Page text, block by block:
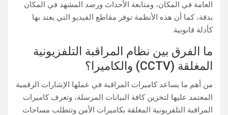
العامة في المكان، ومتابعة الأحداث ورصد المشهد في المكان
بدقة، كما أن هذه الأنظمة توفر مقاطع الفيديو التي يعتد بها
كأدلة قانونية.
ما الفرق بين نظام المراقبة التلفزيونية
المغلقة (CCTV) والكاميرا؟
من أهم ما يساعد كاميرات المراقبة في عملها الإشارات الرقمية
المعتمد عليها لتخزين كافة البيانات المرسلة، وتعرف كاميرات
المراقبة التلفزيونية المغلقة بكاميرات الأمن وتتطلب مساحات